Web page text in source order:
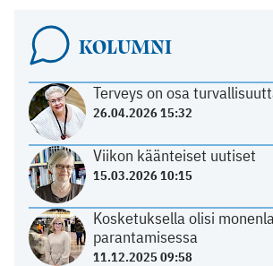
KOLUMNI
Terveys on osa
26.04.2026 15:32
Viikon käänteiset uutiset
15.03.2026 10:15
Kosketuksella olisi
parantamisessa
11.12.2025 09:58